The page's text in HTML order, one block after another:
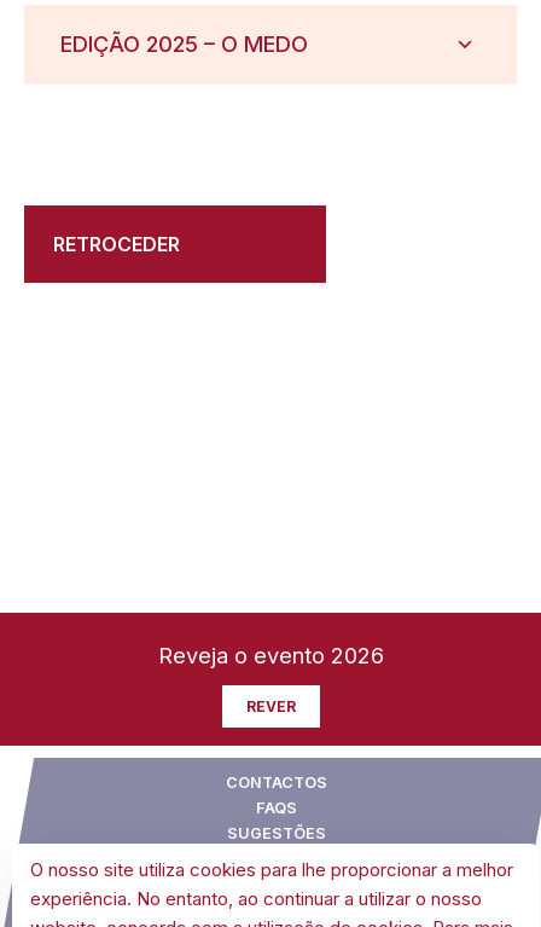
EDIÇÃO 2025 – O MEDO
RETROCEDER
Reveja o evento 2026
REVER
CONTACTOS
FAQS
SUGESTÕES
CONDIÇÕES GERAIS DE VENDA
POLÍTICA DE COOKIES
POLÍTICA DE PRIVACIDADE
O nosso site utiliza cookies para lhe proporcionar a melhor
experiência. No entanto, ao continuar a utilizar o nosso